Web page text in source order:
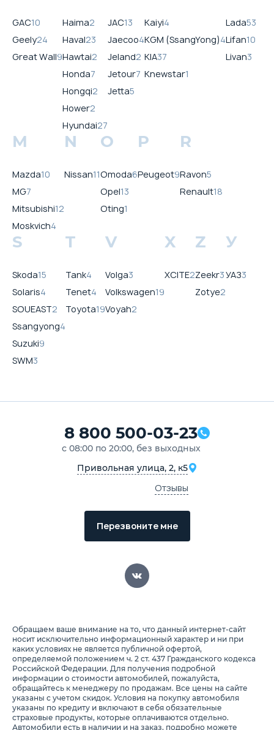
GAC10
Geely24
Great Wall9
Haima2
Haval23
Hawtai2
Honda7
Hongqi2
Hower2
Hyundai27
JAC13
Jaecoo4
Jeland2
Jetour7
Jetta5
Kaiyi4
KGM (SsangYong)4
KIA37
Knewstar1
Lada53
Lifan10
Livan3
M
Mazda10
MG7
Mitsubishi12
Moskvich4
N
Nissan11
O
Omoda6
Opel13
Oting1
P
Peugeot9
R
Ravon5
Renault18
S
Skoda15
Solaris4
SOUEAST2
Ssangyong4
Suzuki9
SWM3
T
Tank4
Tenet4
Toyota19
V
Volga3
Volkswagen19
Voyah2
X
XCITE2
Z
Zeekr3
Zotye2
У
УАЗ3
8 800 500-03-23
с 08:00 по 20:00, без выходных
Привольная улица, 2, к5
Отзывы
Перезвоните мне
Обращаем ваше внимание на то, что данный интернет-сайт
носит исключительно информационный характер и ни при
каких условиях не является публичной офертой,
определяемой положением ч. 2 ст. 437 Гражданского кодекса
Российской Федерации. Для получения подробной
информации о стоимости автомобилей, пожалуйста,
обращайтесь к менеджеру по продажам. Все цены на сайте
указаны с учетом скидок. Условия на покупку автомобиля
указаны по кредиту и включают в себя обязательные
страховые продукты, которые оплачиваются отдельно.
Автомобили есть в наличии и на заказ, подробно можете